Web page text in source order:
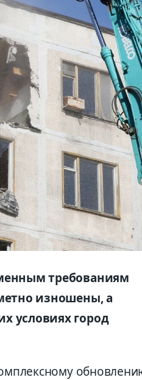
требованиям
изношены, а
условиях город